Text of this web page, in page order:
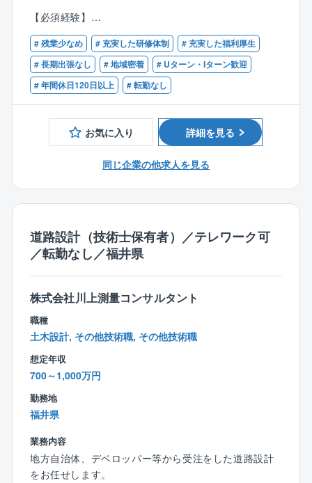
多くの人々の生活を支えるため、社会貢献性の高いお
仕事です。
■具体的に
農業部門（農業土木）では農業農村整備事業を全般的
に行っています。
営農条件を改善するため水田、用排水路、農道の整
備、農村の環境設備等の設計業務など、幅広く行って
技術士をお持ちの方には管理技術者として案件の責任
設計部（技術2課）の人数は現在5名。20代1名、40代1
名、50代2名、60代1名
各世代で技術職の方がいるため、若手、中堅、ベテラ
ン層どなたでも馴染みやすい環境です。
また、社内の風通しも良いため、一人一人の意見を聞
き入れていただきやすいです。
【魅力ポイント】
■残業時間少ない（月平均10h程度）
■転勤なし
■風通しが良いため離職率も非常に低いです。
※現在40代の方は新卒からのご入社です。
■福利厚生が充実しております。
健康診断や予防接種、歯科健診は会社負担で受ける
ことができます。
【必須経験】
■直近で農業土木関連業務のご経験が5年程度ある方
■管理技術者のご経験
# 残業少なめ # 充実した研修体制
# 充実した福利厚生
# 長期出張なし
# 地域密着
# Uターン・Iターン歓迎
# 年間休日120日以上
# 転勤なし
お気に入り 詳細を見る
同じ企業の他求人を見る
道路設計（技術士保有者）／テレワーク可
／転勤なし／福井県
株式会社川上測量コンサルタント
職種
土木設計, その他技術職, その他技術職
想定年収
700～1,000万円
勤務地
福井県
業務内容
地方自治体、デベロッパー等から受注をした道路設計
をお任せします。